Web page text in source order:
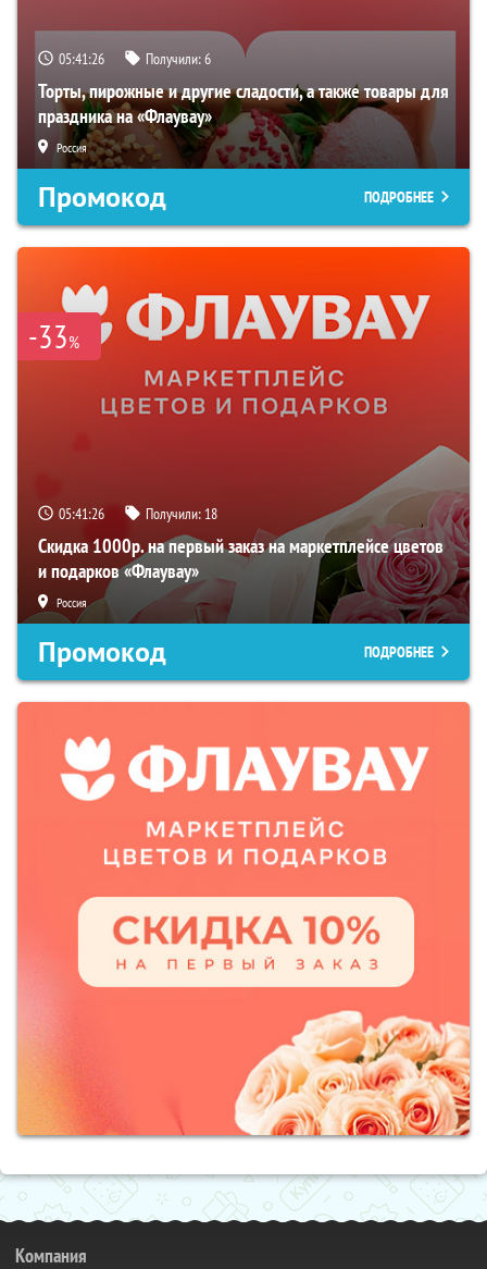
05:41:25 Получили:6
Торты, пирожные и другие сладости, а также товары для
праздника на «Флаувау»
Россия
Промокод ПОДРОБНЕЕ
-33%
05:41:25 Получили: 18
Скидка 1000р. на первый заказ на маркетплейсе цветов
и подарков «Флаувау»
Россия
Промокод ПОДРОБНЕЕ
Компания